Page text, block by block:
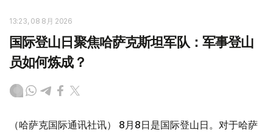
13:23, 08 8月 2026
国际登山日聚焦哈萨克斯坦军队：军事登山
员如何炼成？
（哈萨克国际通讯社讯） 8月8日是国际登山日。对于哈萨